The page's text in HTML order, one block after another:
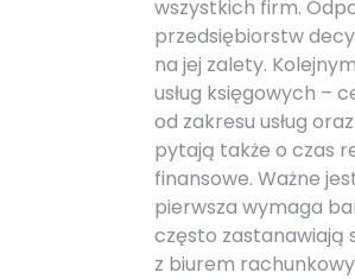
wszystkich firm.
przedsiębiorstw
na jej zalety.
usług księgowych –
od zakresu usług
pytają także o czas
finansowe. Ważne
pierwsza wymaga
często zastanawiają
z biurem